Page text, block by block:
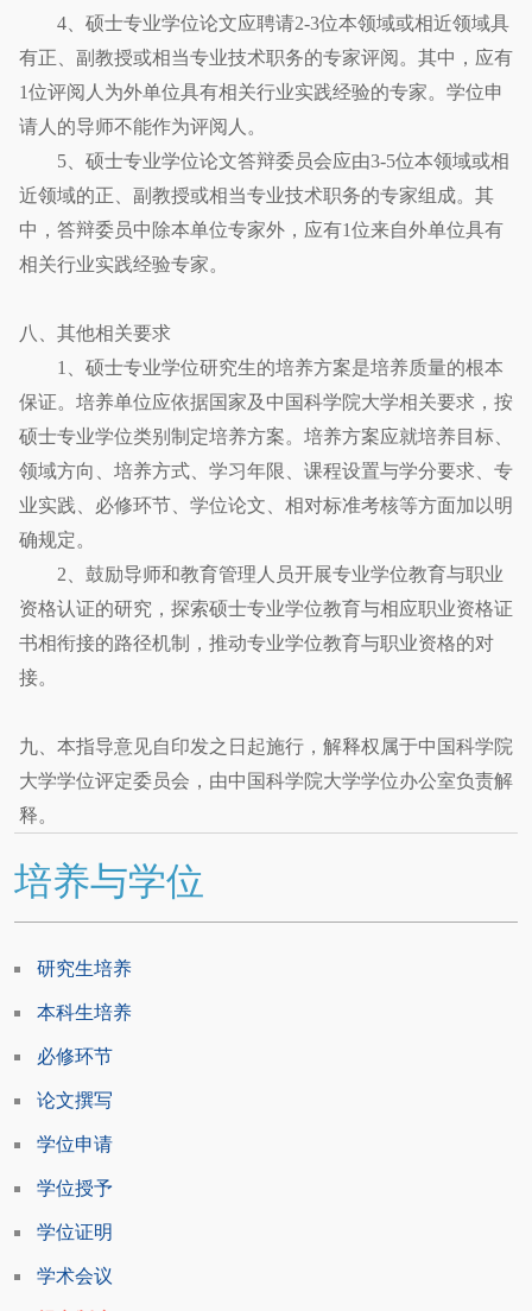
4、硕士专业学位论文应聘请2-3位本领域或相近领域具
有正、副教授或相当专业技术职务的专家评阅。其中，应有
1位评阅人为外单位具有相关行业实践经验的专家。学位申
请人的导师不能作为评阅人。
5、硕士专业学位论文答辩委员会应由3-5位本领域或相
近领域的正、副教授或相当专业技术职务的专家组成。其
中，答辩委员中除本单位专家外，应有1位来自外单位具有
相关行业实践经验专家。
八、其他相关要求
1、硕士专业学位研究生的培养方案是培养质量的根本
保证。培养单位应依据国家及中国科学院大学相关要求，按
硕士专业学位类别制定培养方案。培养方案应就培养目标、
领域方向、培养方式、学习年限、课程设置与学分要求、专
业实践、必修环节、学位论文、相对标准考核等方面加以明
确规定。
2、鼓励导师和教育管理人员开展专业学位教育与职业
资格认证的研究，探索硕士专业学位教育与相应职业资格证
书相衔接的路径机制，推动专业学位教育与职业资格的对
接。
九、本指导意见自印发之日起施行，解释权属于中国科学院
大学学位评定委员会，由中国科学院大学学位办公室负责解
释。
培养与学位
研究生培养
本科生培养
必修环节
论文撰写
学位申请
学位授予
学位证明
学术会议